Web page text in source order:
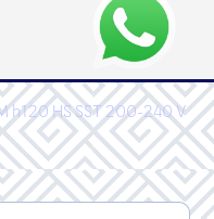
h120 HS SST 200-240 V